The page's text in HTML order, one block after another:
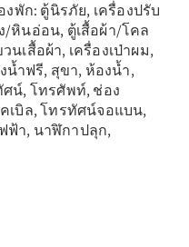
พัก: ตู้นิรภัย, เครื่องปรับ
/หินอ่อน, ตู้เสื้อผ้า/โคล
เสื้อผ้า, เครื่องเป่าผม,
น้ำฟรี, สุขา, ห้องน้ำ,
ศน์, โทรศัพท์, ช่อง
เบิล, โทรทัศน์จอแบน,
ฟ้า, นาฬิกาปลุก,